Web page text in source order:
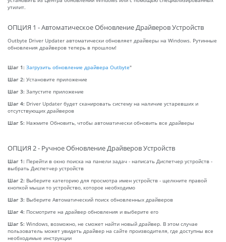
утилит.
ОПЦИЯ 1 - Автоматическое Обновление Драйверов Устройств
Outbyte Driver Updater автоматически обновляет драйверы на Windows. Рутинные
обновления драйверов теперь в прошлом!
Шаг 1: Загрузить обновление драйвера Outbyte"
Шаг 2: Установите приложение
Шаг 3: Запустите приложение
Шаг 4: Driver Updater будет сканировать систему на наличие устаревших и
отсутствующих драйверов
Шаг 5: Нажмите Обновить, чтобы автоматически обновить все драйверы
ОПЦИЯ 2 - Ручное Обновление Драйверов Устройств
Шаг 1: Перейти в окно поиска на панели задач - написать Диспетчер устройств -
выбрать Диспетчер устройств
Шаг 2: Выберите категорию для просмотра имен устройств - щелкните правой
кнопкой мыши то устройство, которое необходимо
Шаг 3: Выберите Автоматический поиск обновленных драйверов
Шаг 4: Посмотрите на драйвер обновления и выберите его
Шаг 5: Windows, возможно, не сможет найти новый драйвер. В этом случае
пользователь может увидеть драйвер на сайте производителя, где доступны все
необходимые инструкции